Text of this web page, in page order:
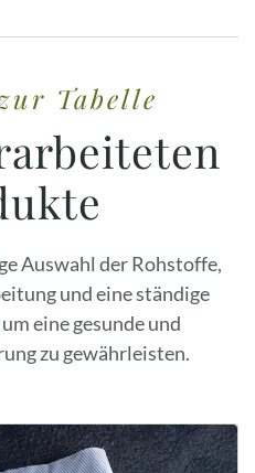
Tabelle
Auswahl der Rohstoffe,
und eine ständige
eine gesunde und
zu gewährleisten.